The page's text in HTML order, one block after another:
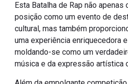
Esta Batalha de Rap não
posição como um evento de
cultural, mas também
uma experiência enriquecedora
moldando-se como um
música e da expressão artística